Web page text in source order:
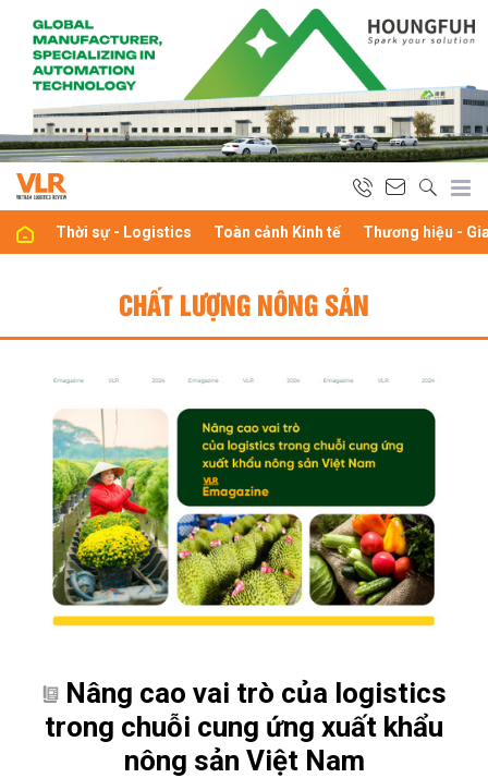
Thời sự - Logistics Toàn cảnh Kinh tế Thương hiệu -
CHẤT LƯỢNG NÔNG SẢN
Nâng cao vai trò của logistics
trong chuỗi cung ứng xuất khẩu
nông sản Việt Nam